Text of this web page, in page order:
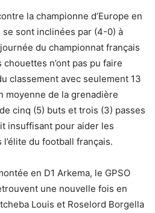
la championne d’Europe en
sont inclinées par (4-0) à
du championnat français
n’ont pas pu faire
classement avec seulement 13
moyenne de la grenadière
cinq (5) buts et trois (3) passes
insuffisant pour aider les
du football français.
en D1 Arkema, le GPSO
une nouvelle fois en
Louis et Roselord Borgella